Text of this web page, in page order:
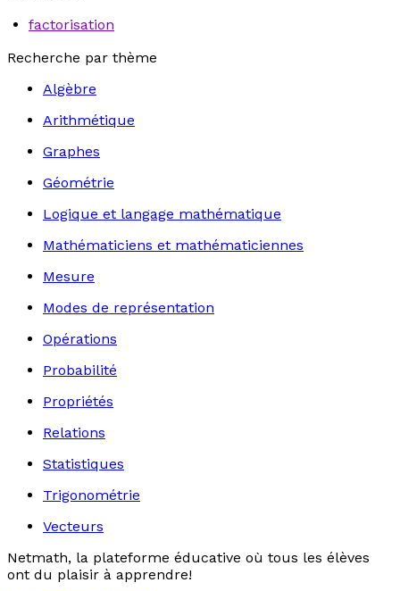
factorisation
Recherche par thème
Algèbre
Arithmétique
Graphes
Géométrie
Logique et langage mathématique
Mathématiciens et mathématiciennes
Mesure
Modes de représentation
Opérations
Probabilité
Propriétés
Relations
Statistiques
Trigonométrie
Vecteurs
Netmath, la plateforme éducative où tous les élèves
ont du plaisir à apprendre!